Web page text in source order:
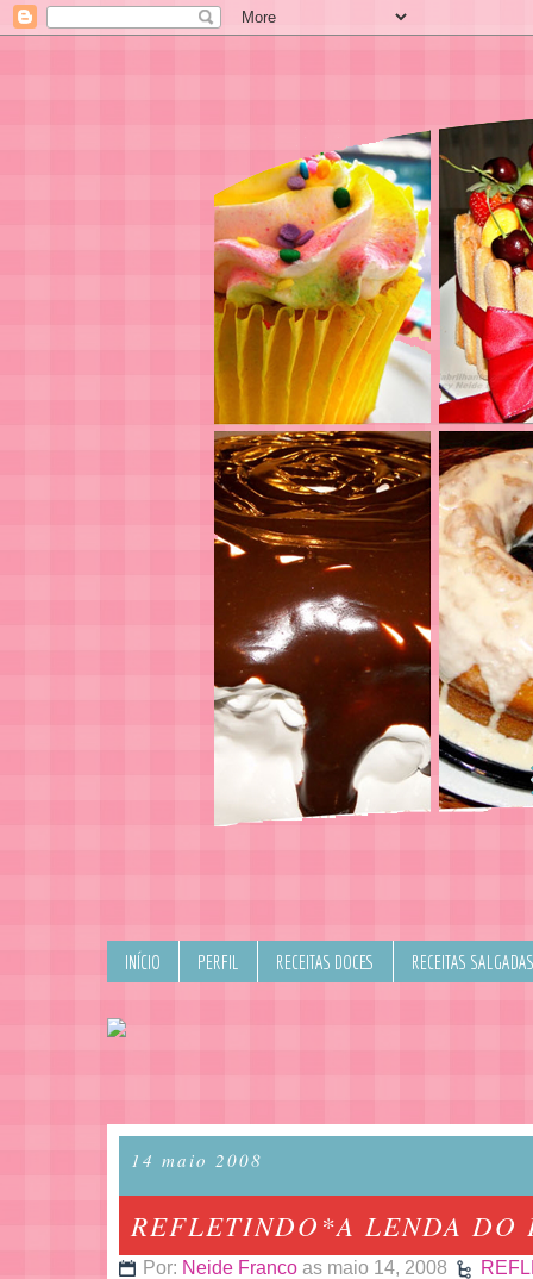
INÍCIO PERFIL RECEITAS DOCES RECEITAS SALGADAS
14 maio 2008
REFLETINDO*A LENDA DO
Por: Neide Franco as maio 14, 2008